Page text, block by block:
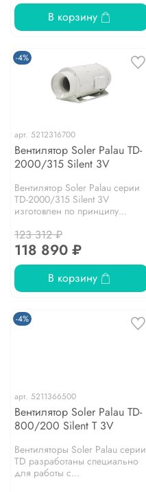
В корзину
-4%
арт. 5212316700
Вентилятор Soler Palau TD-
2000/315 Silent 3V
Вентилятор Soler Palau серии
TD-2000/315 Silent 3V
изготовлен по принципу...
123 312 ₽
118 890 ₽
В корзину
-4%
арт. 5211366500
Вентилятор Soler Palau TD-
800/200 Silent T 3V
Вентиляторы Soler Palau серии
TD разработаны специально
для работы с...